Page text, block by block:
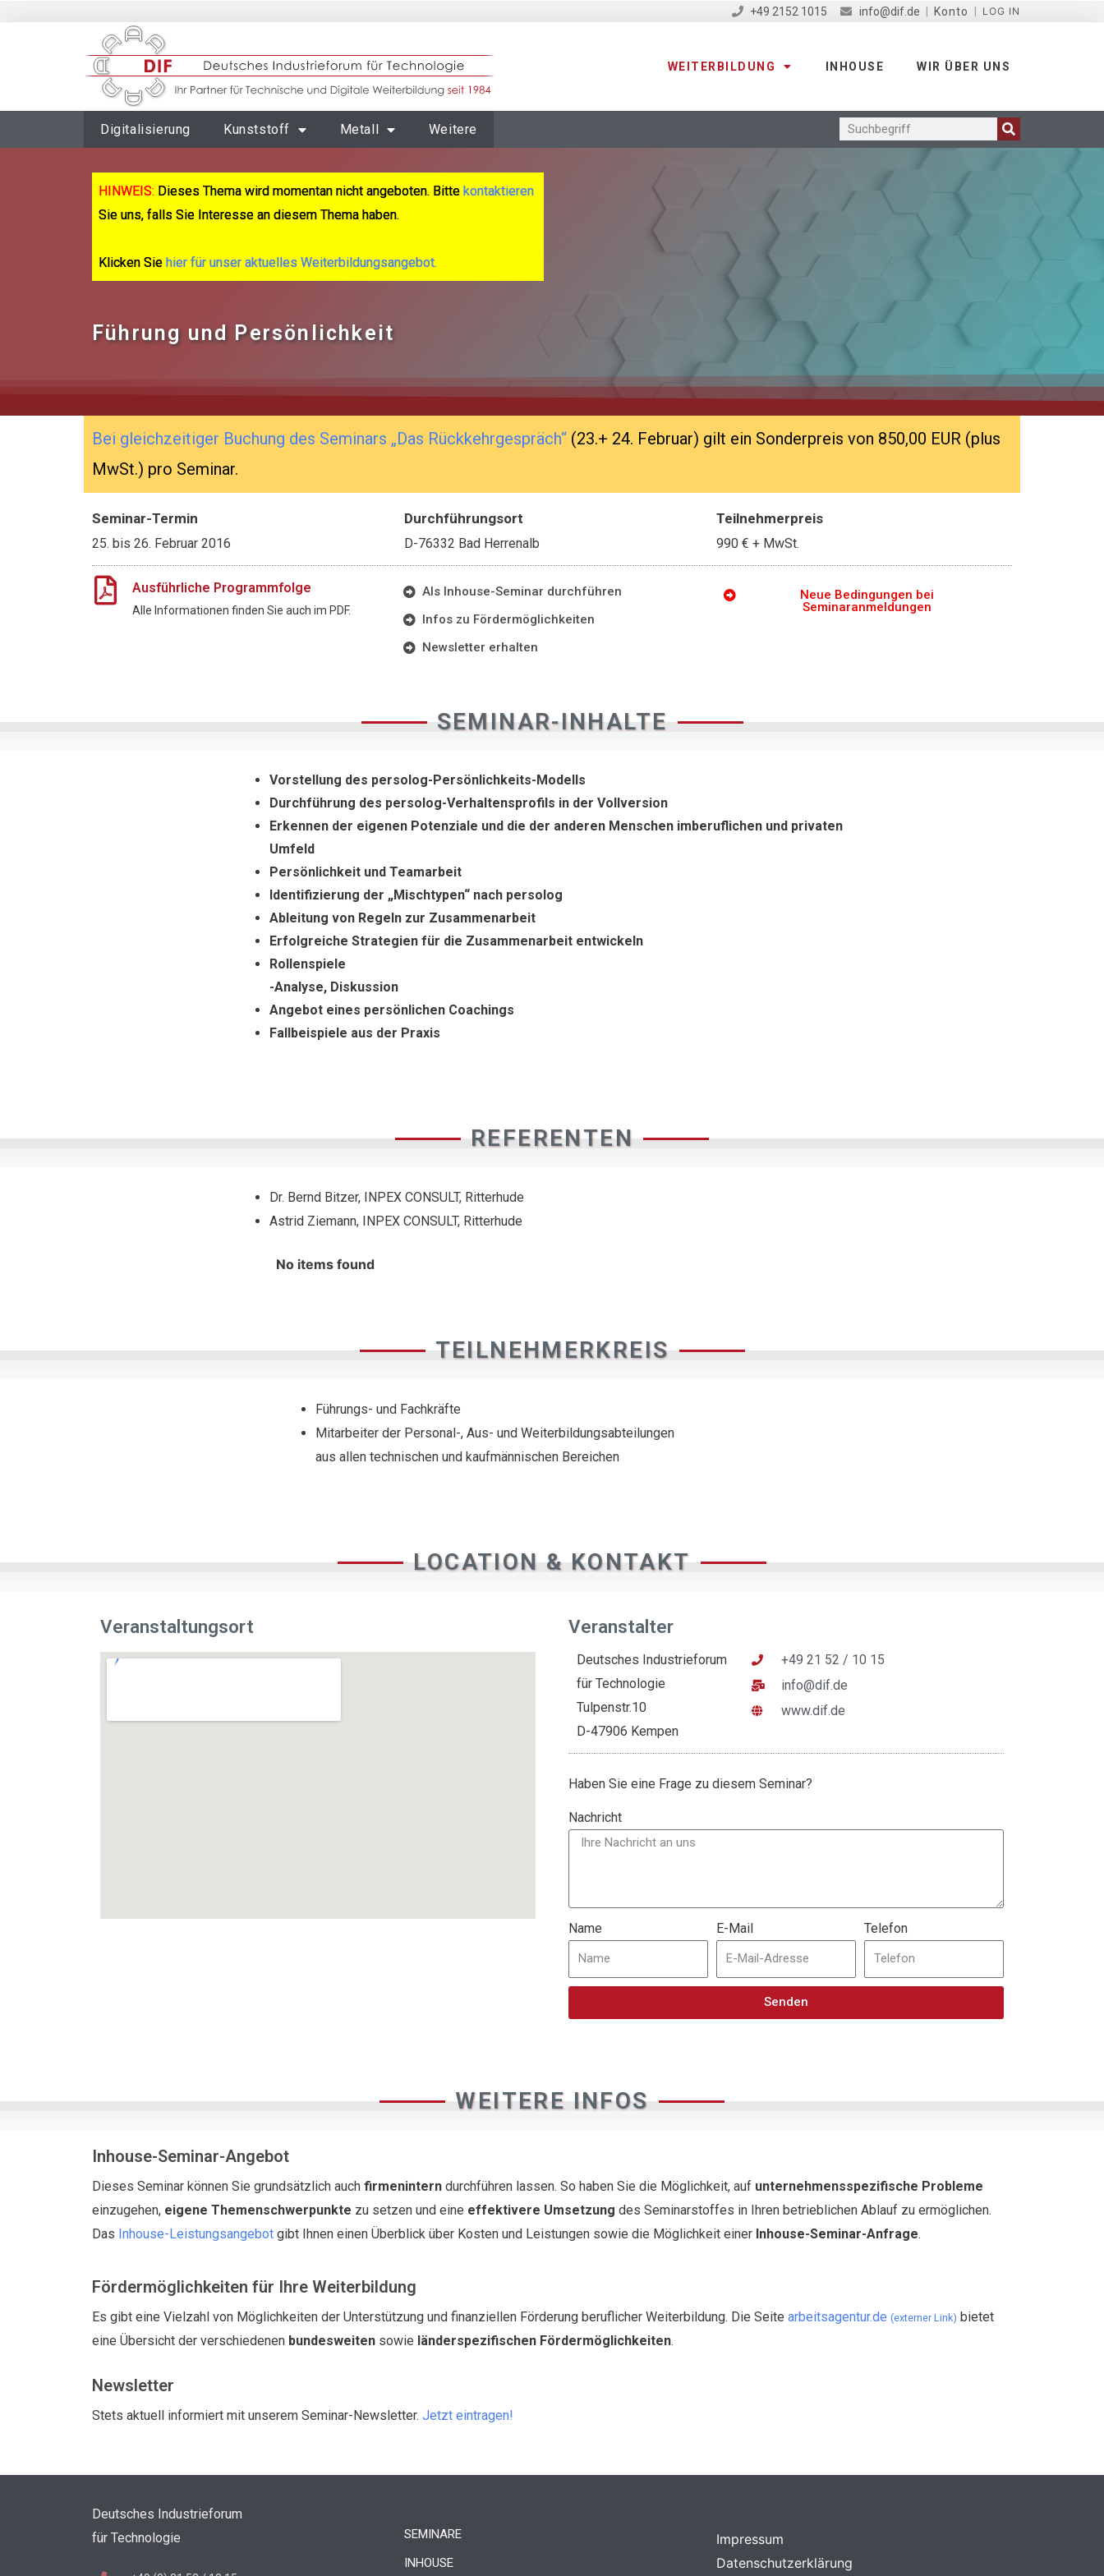
+49 2152 1015 info@dif.de Konto LOG IN
WEITERBILDUNG INHOUSE WIR ÜBER UNS
Digitalisierung Kunststoff Metall Weitere
HINWEIS: Dieses Thema wird momentan nicht angeboten. Bitte kontaktieren
Sie uns, falls Sie Interesse an diesem Thema haben.
Klicken Sie hier für unser aktuelles Weiterbildungsangebot.
Führung und Persönlichkeit
Bei gleichzeitiger Buchung des Seminars „Das Rückkehrgespräch“ (23.+ 24. Februar) gilt ein Sonderpreis von 850,00 EUR (plus
MwSt.) pro Seminar.
Seminar-Termin
25. bis 26. Februar 2016
Durchführungsort
D-76332 Bad Herrenalb
Teilnehmerpreis
990 € + MwSt.
Ausführliche Programmfolge
Alle Informationen finden Sie auch im PDF.
Als Inhouse-Seminar durchführen
Infos zu Fördermöglichkeiten
Newsletter erhalten
Neue Bedingungen bei
Seminaranmeldungen
SEMINAR-INHALTE
Vorstellung des persolog-Persönlichkeits-Modells
Durchführung des persolog-Verhaltensprofils in der Vollversion
Erkennen der eigenen Potenziale und die der anderen Menschen imberuflichen und privaten
Umfeld
Persönlichkeit und Teamarbeit
Identifizierung der „Mischtypen“ nach persolog
Ableitung von Regeln zur Zusammenarbeit
Erfolgreiche Strategien für die Zusammenarbeit entwickeln
Rollenspiele
-Analyse, Diskussion
Angebot eines persönlichen Coachings
Fallbeispiele aus der Praxis
REFERENTEN
Dr. Bernd Bitzer, INPEX CONSULT, Ritterhude
Astrid Ziemann, INPEX CONSULT, Ritterhude
No items found
TEILNEHMERKREIS
Führungs- und Fachkräfte
Mitarbeiter der Personal-, Aus- und Weiterbildungsabteilungen
aus allen technischen und kaufmännischen Bereichen
LOCATION & KONTAKT
Veranstaltungsort Veranstalter
Deutsches Industrieforum
für Technologie
Tulpenstr.10
D-47906 Kempen
+49 21 52 / 10 15
info@dif.de
www.dif.de
Haben Sie eine Frage zu diesem Seminar?
Nachricht
Name E-Mail Telefon
Senden
WEITERE INFOS
Inhouse-Seminar-Angebot
Dieses Seminar können Sie grundsätzlich auch firmenintern durchführen lassen. So haben Sie die Möglichkeit, auf unternehmensspezifische Probleme
einzugehen, eigene Themenschwerpunkte zu setzen und eine effektivere Umsetzung des Seminarstoffes in Ihren betrieblichen Ablauf zu ermöglichen.
Das Inhouse-Leistungsangebot gibt Ihnen einen Überblick über Kosten und Leistungen sowie die Möglichkeit einer Inhouse-Seminar-Anfrage.
Fördermöglichkeiten für Ihre Weiterbildung
Es gibt eine Vielzahl von Möglichkeiten der Unterstützung und finanziellen Förderung beruflicher Weiterbildung. Die Seite arbeitsagentur.de (externer Link) bietet
eine Übersicht der verschiedenen bundesweiten sowie länderspezifischen Fördermöglichkeiten.
Newsletter
Stets aktuell informiert mit unserem Seminar-Newsletter. Jetzt eintragen!
Deutsches Industrieforum
für Technologie
SEMINARE
INHOUSE
Impressum
Datenschutzerklärung